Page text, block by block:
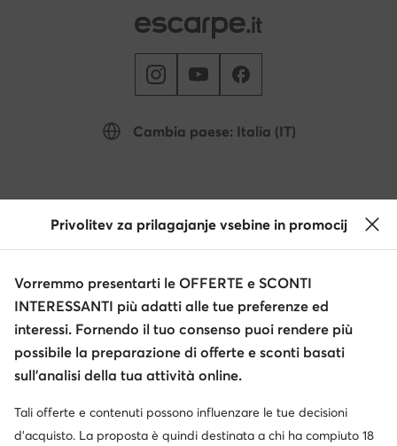
Cambia paese: Italia (IT)
© escarpe.it 2026
Termini e condizioni
Modifica impostazioni
Privolitev za prilagajanje vsebine in promocij
Vorremmo presentarti le OFFERTE e SCONTI
INTERESSANTI più adatti alle tue preferenze ed
interessi. Fornendo il tuo consenso puoi rendere più
possibile la preparazione di offerte e sconti basati
sull’analisi della tua attività online.
Tali offerte e contenuti possono influenzare le tue decisioni
d’acquisto. La proposta è quindi destinata a chi ha compiuto 18